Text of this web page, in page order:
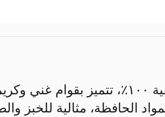
زبدة غير مملحة مصنوعة من كريمة نيوزيلندية نقية ١٠٠٪، تتميز بقوام
الحافظة، مثالية للخبز